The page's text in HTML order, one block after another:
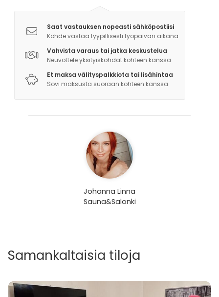
Saat vastauksen nopeasti sähköpostiisi
Kohde vastaa tyypillisesti työpäivän aikana
Vahvista varaus tai jatka keskustelua
Neuvottele yksityiskohdat kohteen kanssa
Et maksa välityspalkkiota tai lisähintaa
Sovi maksusta suoraan kohteen kanssa
Johanna Linna
Sauna&Salonki
Samankaltaisia tiloja